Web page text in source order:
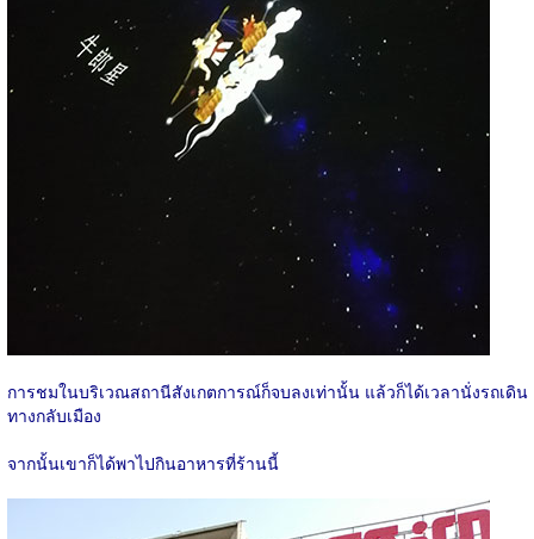
การชมในบริเวณสถานีสังเกตการณ์ก็จบลงเท่านั้น แล้วก็ได้เวลานั่งรถเดิน
ทางกลับเมือง
จากนั้นเขาก็ได้พาไปกินอาหารที่ร้านนี้